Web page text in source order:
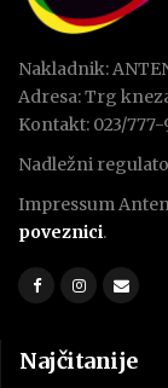
Nakladnik:
Adresa: Trg
Kontakt: 023/777-
Nadležni
Impressum
poveznici.
Najčitanije